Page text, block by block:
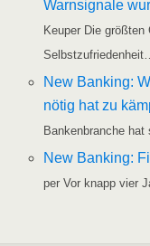
Warn­si­gna­le
Keu­per Die größ­ten
Selbstzufriedenheit…
New Ban­king:
nötig hat zu
Ban­ken­bran­che hat
New Ban­king:
per Vor knapp vier